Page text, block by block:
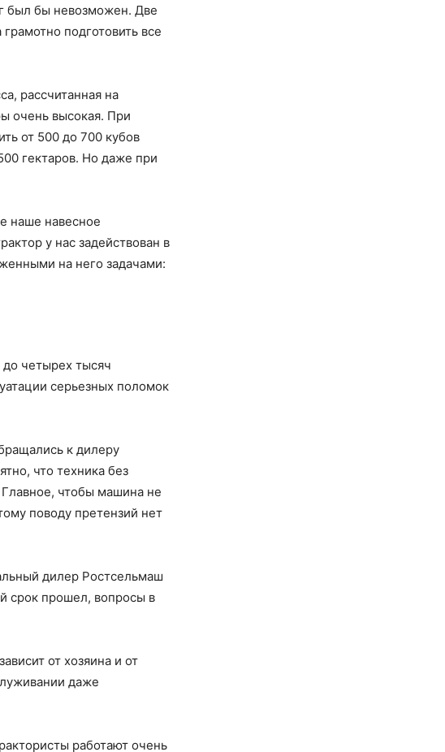
был бы невозможен. Две
подготовить все
рассчитанная на
очень высокая. При
от 500 до 700 кубов
гектаров. Но даже при
наше навесное
у нас задействован в
на него задачами:
до четырех тысяч
серьезных поломок
к дилеру
что техника без
чтобы машина не
поводу претензий нет
дилер Ростсельмаш
срок прошел, вопросы в
от хозяина и от
даже
работают очень